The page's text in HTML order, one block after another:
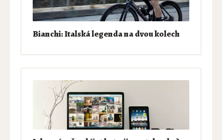
Bianchi: Italská legenda na dvou kolech